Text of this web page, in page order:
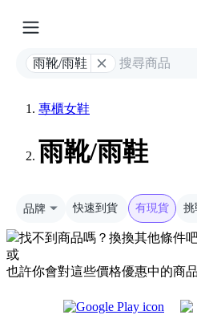
雨靴/雨鞋
專櫃女鞋
雨靴/雨鞋
品牌 快速到貨 有現貨 挑
找不到商品嗎？換換其他條件吧
或
也許你會對這些價格優惠中的商